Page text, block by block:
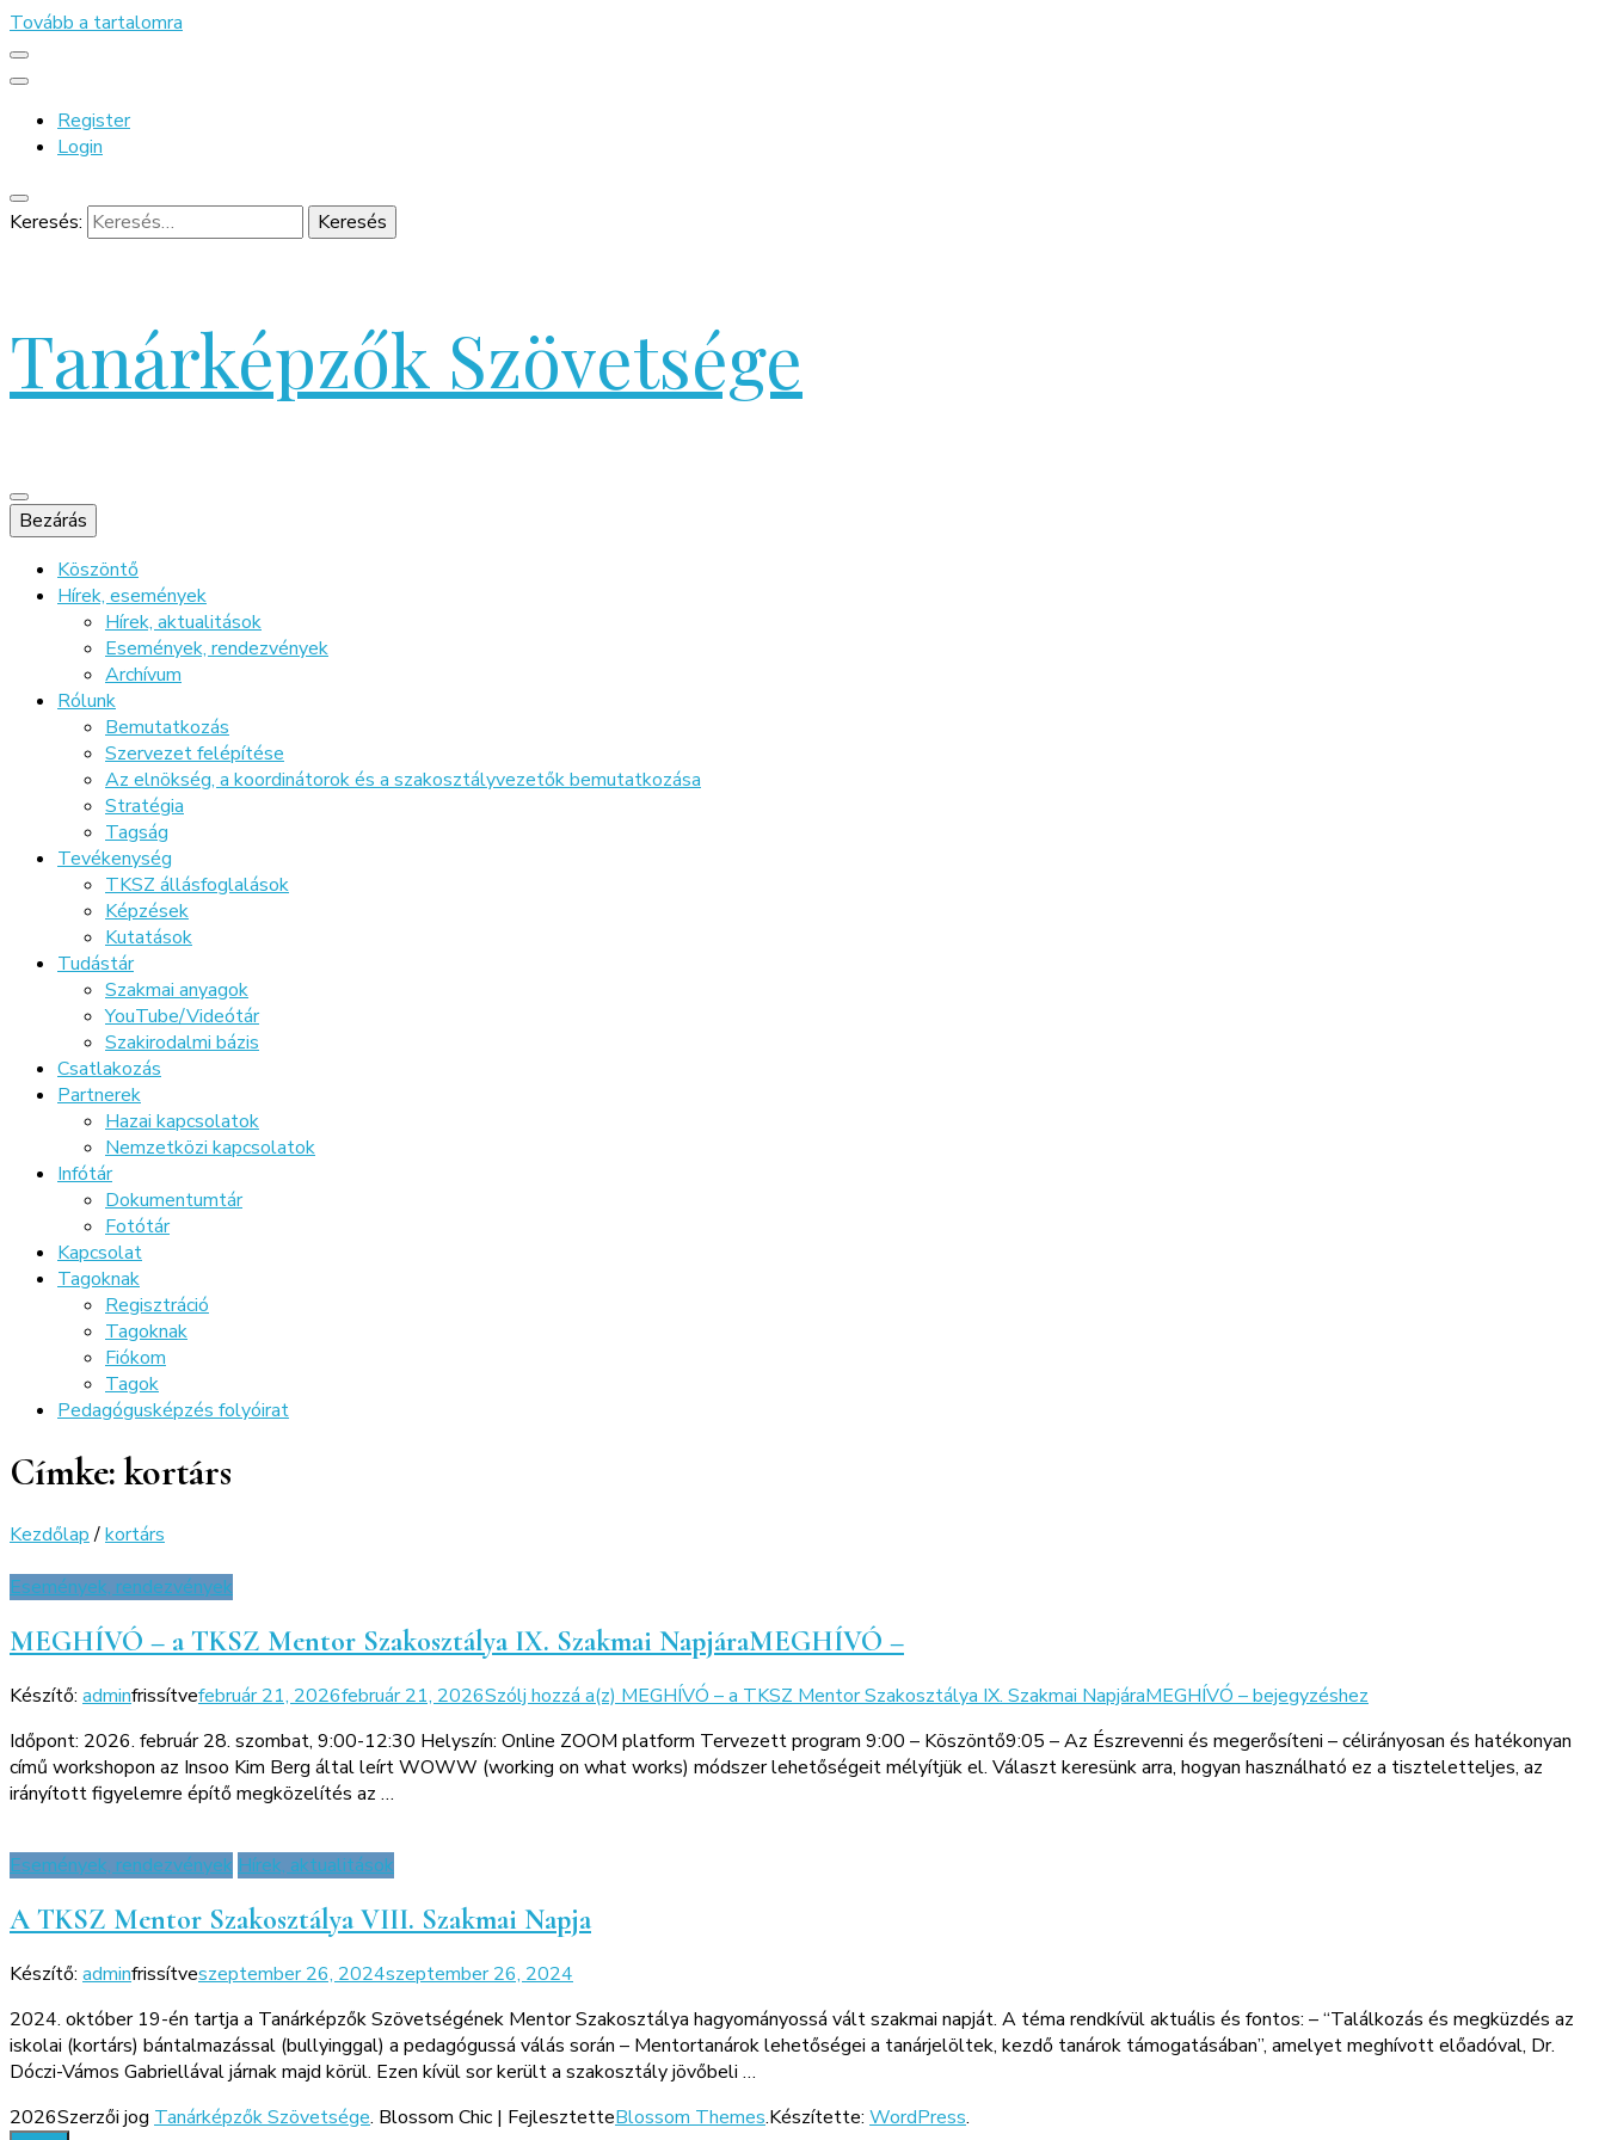
Tovább a tartalomra
Register
Login
Keresés:
Tanárképzők Szövetsége
Bezárás
Köszöntő
Hírek, események
Hírek, aktualitások
Események, rendezvények
Archívum
Rólunk
Bemutatkozás
Szervezet felépítése
Az elnökség, a koordinátorok és a szakosztályvezetők bemutatkozása
Stratégia
Tagság
Tevékenység
TKSZ állásfoglalások
Képzések
Kutatások
Tudástár
Szakmai anyagok
YouTube/Videótár
Szakirodalmi bázis
Csatlakozás
Partnerek
Hazai kapcsolatok
Nemzetközi kapcsolatok
Infótár
Dokumentumtár
Fotótár
Kapcsolat
Tagoknak
Regisztráció
Tagoknak
Fiókom
Tagok
Pedagógusképzés folyóirat
Címke:kortárs
Kezdőlap /kortárs
Események, rendezvények
MEGHÍVÓ – a TKSZ Mentor Szakosztálya IX. Szakmai NapjáraMEGHÍVÓ –
Készítő: adminfrissítvefebruár 21, 2026február 21, 2026Szólj hozzá a(z) MEGHÍVÓ – a TKSZ Mentor Szakosztálya IX. Szakmai NapjáraMEGHÍVÓ –bejegyzéshez
Időpont: 2026. február 28. szombat, 9:00-12:30 Helyszín: Online ZOOM platform Tervezett program 9:00 – Köszöntő9:05 – Az Észrevenni és megerősíteni – célirányosan és hatékonyan
című workshopon az Insoo Kim Berg által leírt WOWW (working on what works) módszer lehetőségeit mélyítjük el. Választ keresünk arra, hogyan használható ez a tiszteletteljes, az
irányított figyelemre építő megközelítés az …
Események, rendezvények Hírek, aktualitások
A TKSZ Mentor Szakosztálya VIII. Szakmai Napja
Készítő: adminfrissítveszeptember 26, 2024szeptember 26, 2024
2024. október 19-én tartja a Tanárképzők Szövetségének Mentor Szakosztálya hagyományossá vált szakmai napját. A téma rendkívül aktuális és fontos: – “Találkozás és megküzdés az
iskolai (kortárs) bántalmazással (bullyinggal) a pedagógussá válás során – Mentortanárok lehetőségei a tanárjelöltek, kezdő tanárok támogatásában”, amelyet meghívott előadóval, Dr.
Dóczi-Vámos Gabriellával járnak majd körül. Ezen kívül sor került a szakosztály jövőbeli …
2026Szerzői jog Tanárképzők Szövetsége. Blossom Chic | FejlesztetteBlossom Themes.Készítette: WordPress.